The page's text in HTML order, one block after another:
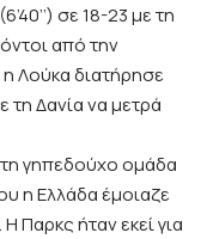
σε 18-23 με τη
από την
η Λούκα διατήρησε
τη Δανία να μετρά
τη γηπεδούχο ομάδα
η Ελλάδα έμοιαζε
Παρκς ήταν εκεί για